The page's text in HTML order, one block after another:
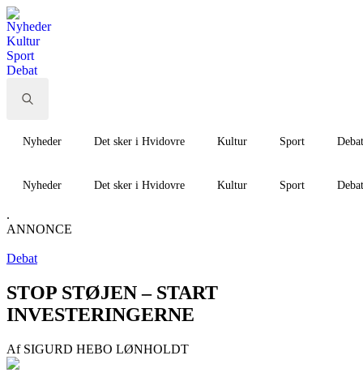
Nyheder
Kultur
Sport
Debat
for:Nyheder Det sker i Hvidovre Kultur Sport Debat
Nyheder Det sker i Hvidovre Kultur Sport Debat
.
ANNONCE
Debat
STOP STØJEN – START
INVESTERINGERNE
Af SIGURD HEBO LØNHOLDT